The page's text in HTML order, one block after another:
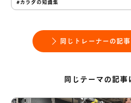
#カラダの知識集
同じトレーナーの記
同じテーマの記事